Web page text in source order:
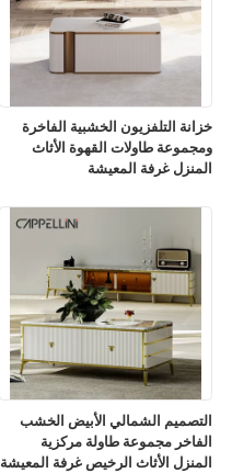
خزانة التلفزيون الخشبية الفاخرة
ومجموعة طاولات القهوة الأثاث
المنزل غرفة المعيشة
التصميم الشمالي الأبيض الخشب
الفاخر مجموعة طاولة مركزية
المنزل الأثاث الرخيص غرفة المعيشة